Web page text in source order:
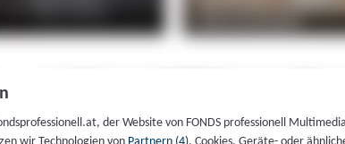
der Website von FONDS professionell
wir Technologien von Partnern (4). Cookies, Geräte- oder